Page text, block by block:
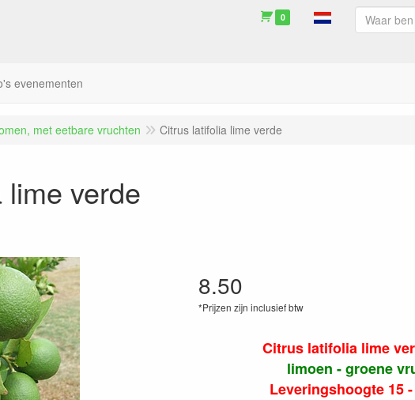
0
evenementen
met eetbare vruchten Citrus latifolia lime verde
verde
8.50
*Prijzen zijn inclusief btw
Citrus latifolia lime
limoen - groene
Leveringshoogte 15